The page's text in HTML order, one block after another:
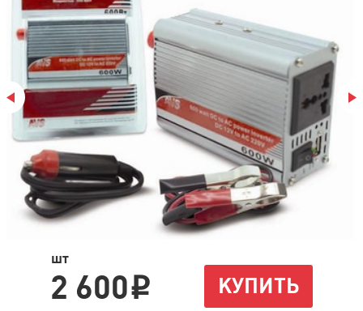
шт
2 600i КУПИТЬ